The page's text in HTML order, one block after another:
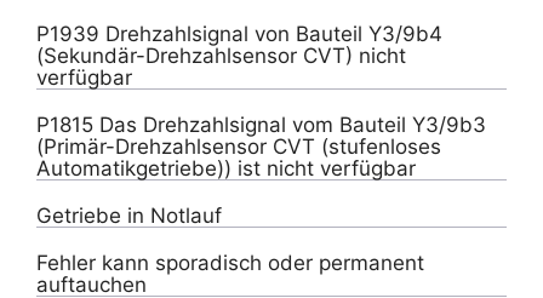
P1939 Drehzahlsignal von Bauteil Y3/9b4
(Sekundär-Drehzahlsensor CVT) nicht
verfügbar
P1815 Das Drehzahlsignal vom Bauteil Y3/9b3
(Primär-Drehzahlsensor CVT (stufenloses
Automatikgetriebe)) ist nicht verfügbar
Getriebe in Notlauf
Fehler kann sporadisch oder permanent
auftauchen